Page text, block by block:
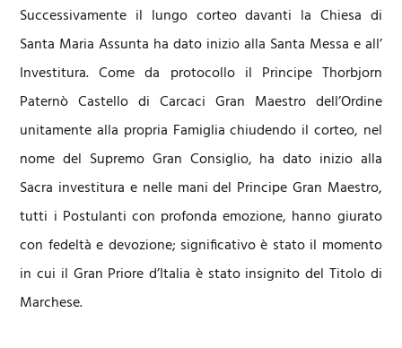
Successivamente il lungo corteo davanti la Chiesa di
Santa Maria Assunta ha dato inizio alla Santa Messa e all’
Investitura. Come da protocollo il Principe Thorbjorn
Paternò Castello di Carcaci Gran Maestro dell’Ordine
unitamente alla propria Famiglia chiudendo il corteo, nel
nome del Supremo Gran Consiglio, ha dato inizio alla
Sacra investitura e nelle mani del Principe Gran Maestro,
tutti i Postulanti con profonda emozione, hanno giurato
con fedeltà e devozione; significativo è stato il momento
in cui il Gran Priore d’Italia è stato insignito del Titolo di
Marchese.